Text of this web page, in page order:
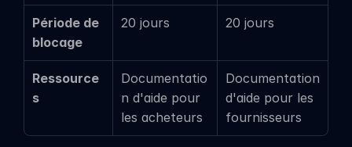
Période de
blocage
20 jours 20 jours
Ressource
s
Documentatio
n d'aide pour
les acheteurs
Documentation
d'aide pour les
fournisseurs